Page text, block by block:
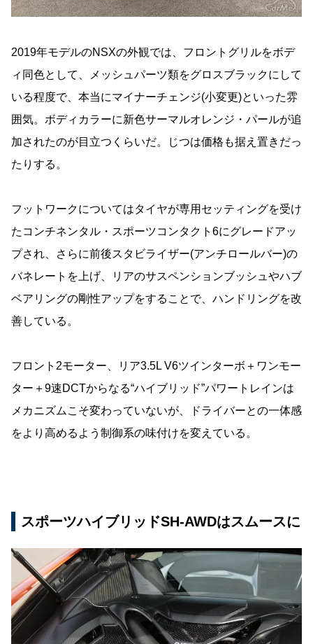
2019年モデルのNSXの外観では、フロントグリルをボデ
ィ同色として、メッシュパーツ類をグロスブラックにして
いる程度で、本当にマイナーチェンジ(小変更)といった雰
囲気。ボディカラーに新色サーマルオレンジ・パールが追
加されたのが目立つくらいだ。じつは価格も据え置きだっ
たりする。
フットワークについてはタイヤが専用セッティングを受け
たコンチネンタル・スポーツコンタクト6にグレードアッ
プされ、さらに前後スタビライザー(アンチロールバー)の
バネレートを上げ、リアのサスペンションブッシュやハブ
ベアリングの剛性アップをすることで、ハンドリングを改
善している。
フロント2モーター、リア3.5L V6ツインターボ＋ワンモー
ター＋9速DCTからなる“ハイブリッド”パワートレインは
メカニズムこそ変わっていないが、ドライバーとの一体感
をより高めるよう制御系の味付けを変えている。
スポーツハイブリッドSH-AWDはスムースに